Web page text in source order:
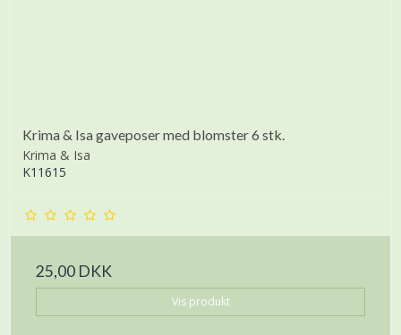
Krima & Isa gaveposer med blomster 6 stk.
Krima & Isa
K11615
25,00 DKK
Vis produkt